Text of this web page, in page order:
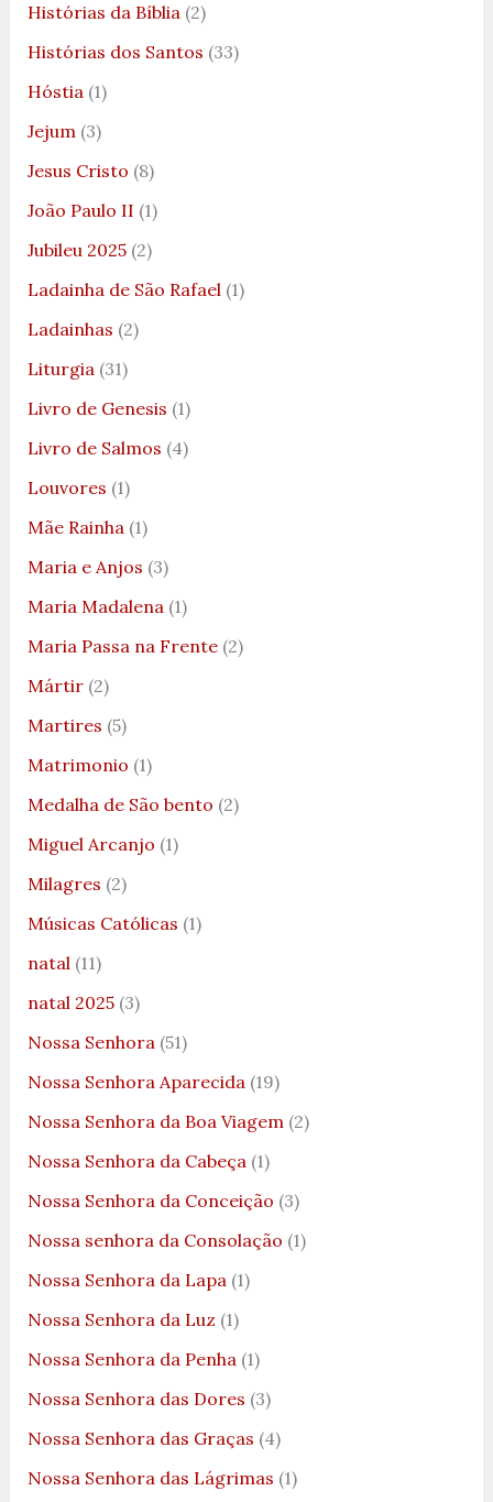
Histórias da Bíblia(2)
Histórias dos Santos (33)
Hóstia(1)
Jejum(3)
Jesus Cristo (8)
João Paulo II (1)
Jubileu 2025(2)
Ladainha de São Rafael(1)
Ladainhas (2)
Liturgia(31)
Livro de Genesis (1)
Livro de Salmos (4)
Louvores (1)
Mãe Rainha(1)
Maria e Anjos (3)
Maria Madalena(1)
Maria Passa na Frente(2)
Mártir(2)
Martires (5)
Matrimonio (1)
Medalha de São bento (2)
Miguel Arcanjo (1)
Milagres (2)
Músicas Católicas (1)
natal(11)
natal 2025(3)
Nossa Senhora(51)
Nossa Senhora Aparecida(19)
Nossa Senhora da Boa Viagem(2)
Nossa Senhora da Cabeça(1)
Nossa Senhora da Conceição (3)
Nossa senhora da Consolação (1)
Nossa Senhora da Lapa(1)
Nossa Senhora da Luz (1)
Nossa Senhora da Penha(1)
Nossa Senhora das Dores (3)
Nossa Senhora das Graças (4)
Nossa Senhora das Lágrimas (1)